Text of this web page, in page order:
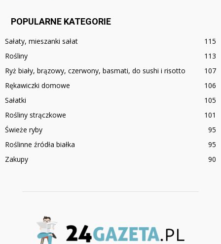
POPULARNE KATEGORIE
Sałaty, mieszanki sałat
115
Rośliny
113
Ryż biały, brązowy, czerwony, basmati, do sushi i risotto
107
Rękawiczki domowe
106
Sałatki
105
Rośliny strączkowe
101
Świeże ryby
95
Roślinne źródła białka
95
Zakupy
90